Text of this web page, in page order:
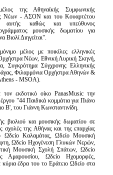
της Αθηναϊκής Συμφωνικής
Νέων - ΑΣΟΝ και του Κουαρτέτου
αυτής καθώς και υπεύθυνος
μουσικής δωματίου για
Βιολί Διηγείται".
μέλος με ποικίλες ελληνικές
Νέων, Εθνική Λυρική Σκηνή,
Σύγχρονης Ελληνικής
Φιλαρμόνια Ορχήστρα Αθηνών &
- MSOA).
εκδοτικό οίκο PanasMusic την
"44 Παιδικά κομμάτια για Πιάνο
Β', του Γιάννη Κωνσταντινίδη.
βιολιού και μουσικής δωματίου σε
σχολές της Αθήνας και της επαρχίας
Ωδείο Καλαμάτας, Ωδείο Μουσική
Ωδείο Ηχογένεση Γλυκών Νερών,
Μουσική Σχολή Σπάτων, Ωδείο
Αμαρουσίου, Ωδείο Ηχομορφές,
έδρα του το Εράτειο Ωδείο στα